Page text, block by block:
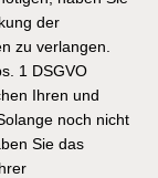
der
zu verlangen.
1 DSGVO
Ihren und
noch nicht
Sie das